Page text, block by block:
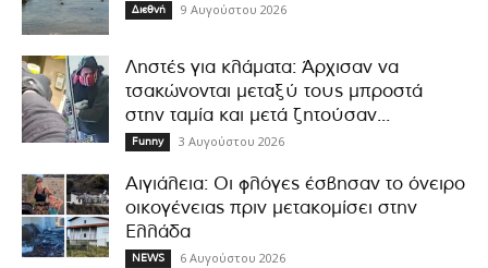
Διεθνή 9 Αυγούστου 2026
Ληστές για κλάματα: Άρχισαν να
τσακώνονται μεταξύ τους μπροστά
στην ταμία και μετά ζητούσαν...
Funny 3 Αυγούστου 2026
Αιγιάλεια: Οι φλόγες έσβησαν το όνειρο
οικογένειας πριν μετακομίσει στην
Ελλάδα
NEWS 6 Αυγούστου 2026